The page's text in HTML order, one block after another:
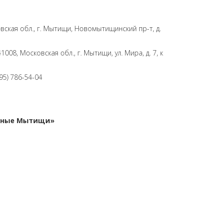
обл., г. Мытищи, Новомытищинский пр-т, д.
Московская обл., г. Мытищи, ул. Мира, д. 7, к
786-54-04
Мытищи»